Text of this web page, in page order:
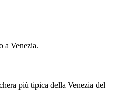
a Venezia.
più tipica della Venezia del